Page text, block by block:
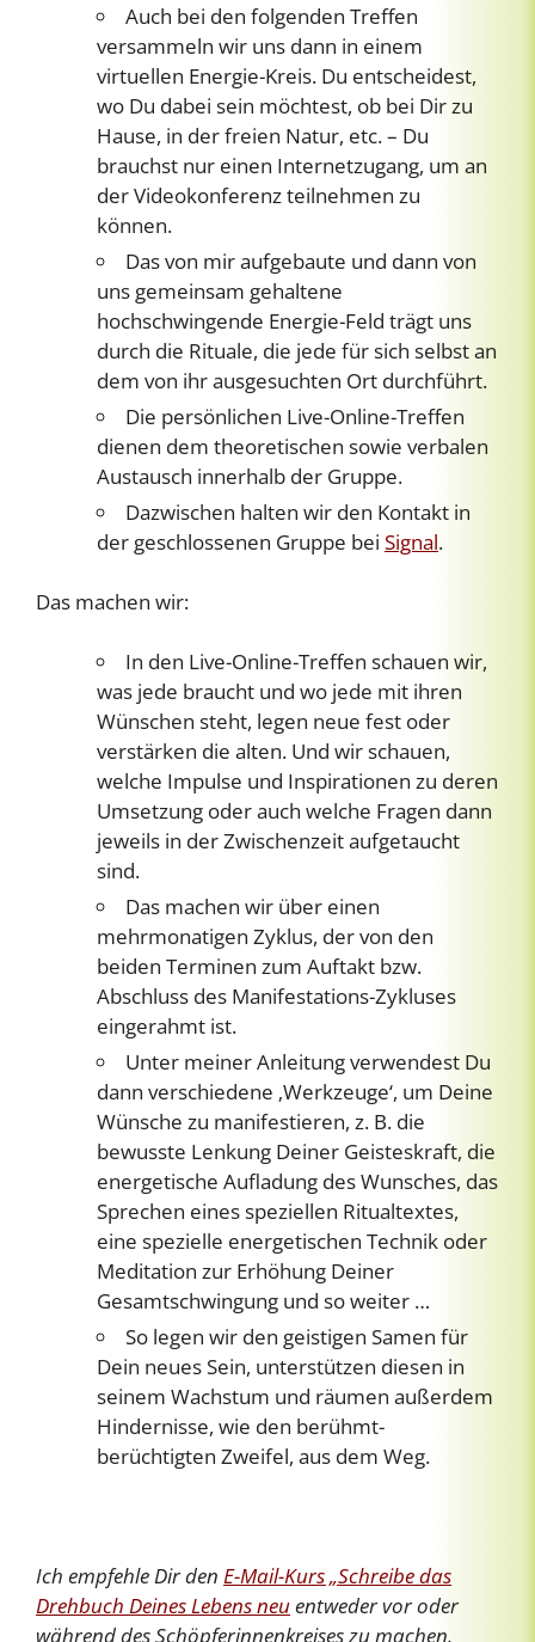
Auch bei den folgenden Treffen
versammeln wir uns dann in einem
virtuellen Energie-Kreis. Du entscheidest,
wo Du dabei sein möchtest, ob bei Dir zu
Hause, in der freien Natur, etc. – Du
brauchst nur einen Internetzugang, um an
der Videokonferenz teilnehmen zu
können.
Das von mir aufgebaute und dann von
uns gemeinsam gehaltene
hochschwingende Energie-Feld trägt uns
durch die Rituale, die jede für sich selbst an
dem von ihr ausgesuchten Ort durchführt.
Die persönlichen Live-Online-Treffen
dienen dem theoretischen sowie verbalen
Austausch innerhalb der Gruppe.
Dazwischen halten wir den Kontakt in
der geschlossenen Gruppe bei Signal.
Das machen wir:
In den Live-Online-Treffen schauen wir,
was jede braucht und wo jede mit ihren
Wünschen steht, legen neue fest oder
verstärken die alten. Und wir schauen,
welche Impulse und Inspirationen zu deren
Umsetzung oder auch welche Fragen dann
jeweils in der Zwischenzeit aufgetaucht
sind.
Das machen wir über einen
mehrmonatigen Zyklus, der von den
beiden Terminen zum Auftakt bzw.
Abschluss des Manifestations-Zykluses
eingerahmt ist.
Unter meiner Anleitung verwendest Du
dann verschiedene ‚Werkzeuge‘, um Deine
Wünsche zu manifestieren, z. B. die
bewusste Lenkung Deiner Geisteskraft, die
energetische Aufladung des Wunsches, das
Sprechen eines speziellen Ritualtextes,
eine spezielle energetischen Technik oder
Meditation zur Erhöhung Deiner
Gesamtschwingung und so weiter …
So legen wir den geistigen Samen für
Dein neues Sein, unterstützen diesen in
seinem Wachstum und räumen außerdem
Hindernisse, wie den berühmt-
berüchtigten Zweifel, aus dem Weg.
Ich empfehle Dir den E-Mail-Kurs „Schreibe das
Drehbuch Deines Lebens neuentweder vor oder
während des Schöpferinnenkreises zu machen.